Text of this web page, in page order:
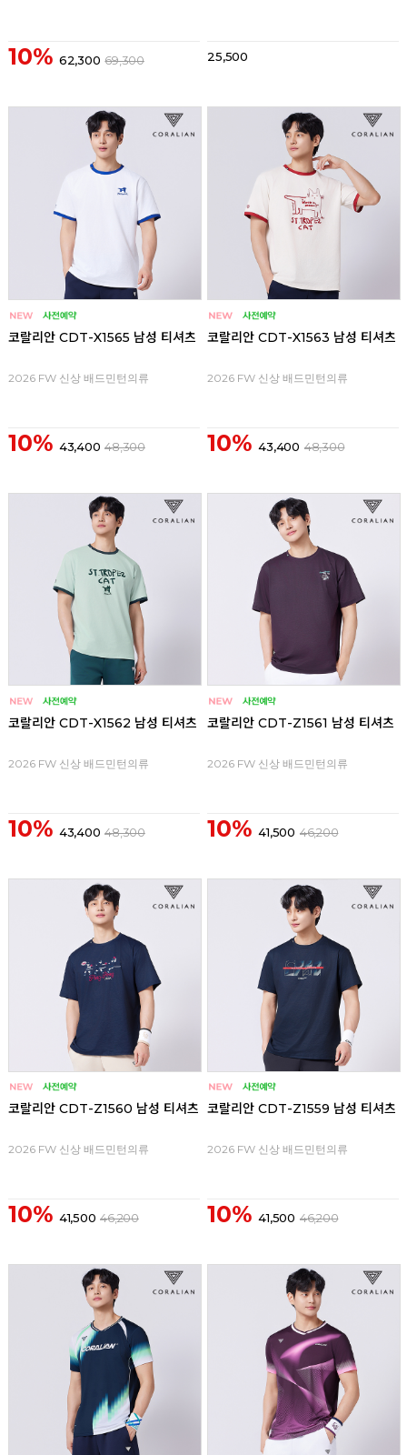
10% 62,300 69,300 25,500
코랄리안 CDT-X1565 남성 티셔츠
2026 FW 신상 배드민턴의류
10% 43,400 48,300
코랄리안 CDT-X1563 남성 티셔츠
2026 FW 신상 배드민턴의류
10% 43,400 48,300
코랄리안 CDT-X1562 남성 티셔츠
2026 FW 신상 배드민턴의류
10% 43,400 48,300
코랄리안 CDT-Z1561 남성 티셔츠
2026 FW 신상 배드민턴의류
10% 41,500 46,200
코랄리안 CDT-Z1560 남성 티셔츠
2026 FW 신상 배드민턴의류
10% 41,500 46,200
코랄리안 CDT-Z1559 남성 티셔츠
2026 FW 신상 배드민턴의류
10% 41,500 46,200